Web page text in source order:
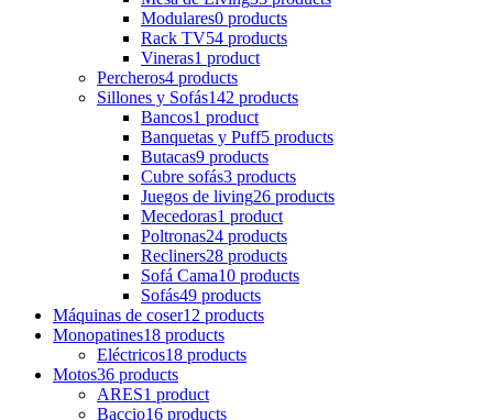
Modulares0 products
Rack TV54 products
Vineras1 product
Percheros4 products
Sillones y Sofás142 products
Bancos1 product
Banquetas y Puff5 products
Butacas9 products
Cubre sofás3 products
Juegos de living26 products
Mecedoras1 product
Poltronas24 products
Recliners28 products
Sofá Cama10 products
Sofás49 products
Máquinas de coser12 products
Monopatines18 products
Eléctricos18 products
Motos36 products
ARES1 product
Baccio16 products